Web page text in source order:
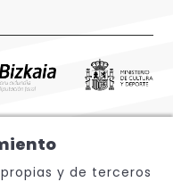
y de terceros